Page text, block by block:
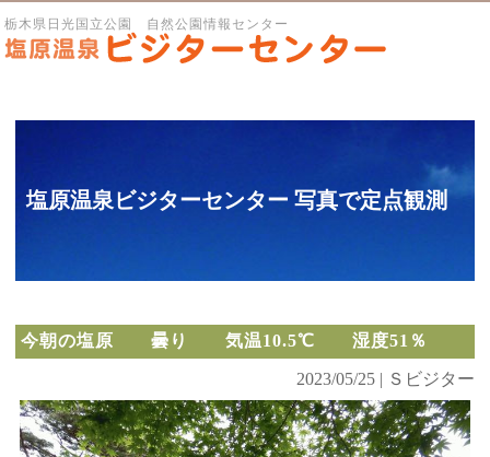
栃木県日光国立公園 自然公園情報センター
塩原温泉ビジターセンター 写真で定点観測
今朝の塩原 曇り 気温10.5℃ 湿度51％
2023/05/25 | Ｓビジター